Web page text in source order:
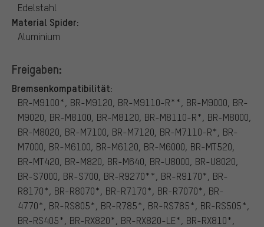
Edelstahl
Material Spider:
Aluminium
Freigaben:
Bremsenkompatibilität:
BR-M9100*, BR-M9120, BR-M9110-R**, BR-M9000, BR-
M9020, BR-M8100, BR-M8120, BR-M8110-R*, BR-M8000,
BR-M8020, BR-M7100, BR-M7120, BR-M7110-R*, BR-
M7000, BR-M6100, BR-M6120, BR-M6000, BR-MT520,
BR-MT420, BR-M820, BR-M640, BR-U8000, BR-U8020,
BR-S7000, BR-S700, BR-R9270**, BR-R9170*, BR-
R8170*, BR-R8070*, BR-R7170*, BR-R7070*, BR-
4770*, BR-RS805*, BR-R785*, BR-RS785*, BR-RS505*,
BR-RS405*, BR-RX820*, BR-RX820-LE*, BR-RX810*,